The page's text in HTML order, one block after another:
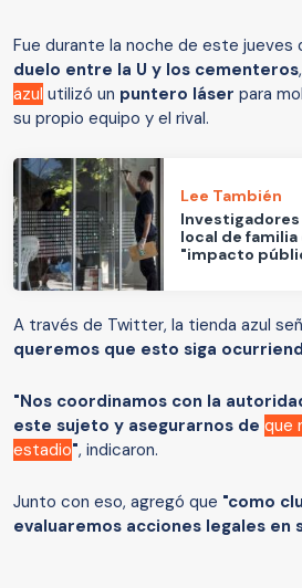
Fue durante la noche de este jueves
duelo entre la U y los cementeros
azul utilizó un puntero láser para
su propio equipo y el rival.
Lee También
local de
"impacto
A través de Twitter, la tienda azul
queremos que esto siga
"Nos coordinamos con la
este sujeto y asegurarnos de que
estadio", indicaron.
Junto con eso, agregó que "como
evaluaremos acciones legales en